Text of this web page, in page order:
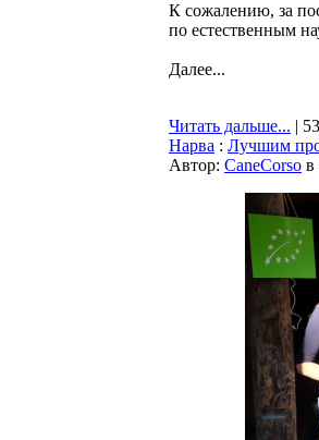
К сожалению, за
по естественным
Далее...
Читать дальше... |
Нарва : Лучшим
Автор: CaneCorso в